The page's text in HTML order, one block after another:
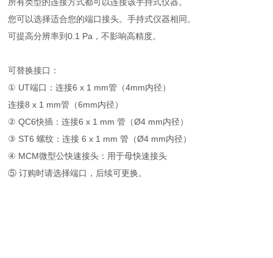
您可以选择适合您的端口接头。手持式仪器相同。
可提高分辨率到0.1 Pa，不影响高精度。
可替换接口：
① UT端口：连接6 x 1 mm管（4mm内径）
连接8 x 1 mm管（6mm内径）
② QC6快插：连接6 x 1 mm 管（Ø4 mm内径）
③ ST6 螺纹：连接 6 x 1 mm 管（Ø4 mm内径）
④ MCM微型公快速接头：用于母快速接头
⑤ 订购时请选择端口，后续可更换。